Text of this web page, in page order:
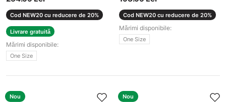
Cod NEW20 cu reducere de 20%
Livrare gratuită
Mărimi disponibile:
One Size
Cod NEW20 cu reducere de 20%
Mărimi disponibile:
One Size
Nou Nou